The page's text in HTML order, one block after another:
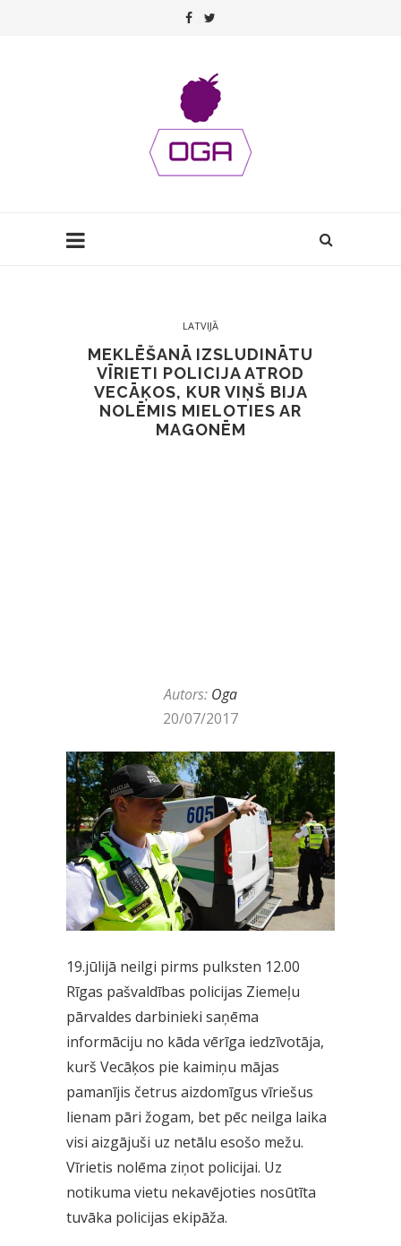
LATVIJĀ
MEKLĒŠANĀ IZSLUDINĀTU
VĪRIETI POLICIJA ATROD
VECĀĶOS, KUR VIŅŠ BIJA
NOLĒMIS MIELOTIES AR
MAGONĒM
Autors: Oga
20/07/2017
19.jūlijā neilgi pirms pulksten 12.00
Rīgas pašvaldības policijas Ziemeļu
pārvaldes darbinieki saņēma
informāciju no kāda vērīga iedzīvotāja,
kurš Vecāķos pie kaimiņu mājas
pamanījis četrus aizdomīgus vīriešus
lienam pāri žogam, bet pēc neilga laika
visi aizgājuši uz netālu esošo mežu.
Vīrietis nolēma ziņot policijai. Uz
notikuma vietu nekavējoties nosūtīta
tuvāka policijas ekipāža.